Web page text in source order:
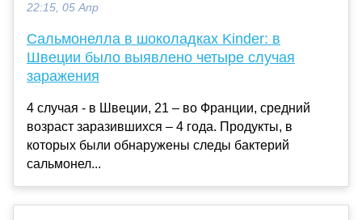
22:15, 05 Апр
Сальмонелла в шоколадках Kinder: в
Швеции было выявлено четыре случая
заражения
4 случая - в Швеции, 21 – во Франции, средний
возраст заразившихся – 4 года. Продукты, в
которых были обнаружены следы бактерий
сальмонел...